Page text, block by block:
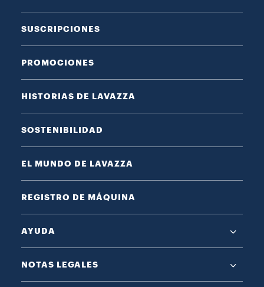
SUSCRIPCIONES
PROMOCIONES
HISTORIAS DE LAVAZZA
SOSTENIBILIDAD
EL MUNDO DE LAVAZZA
REGISTRO DE MÁQUINA
AYUDA
NOTAS LEGALES